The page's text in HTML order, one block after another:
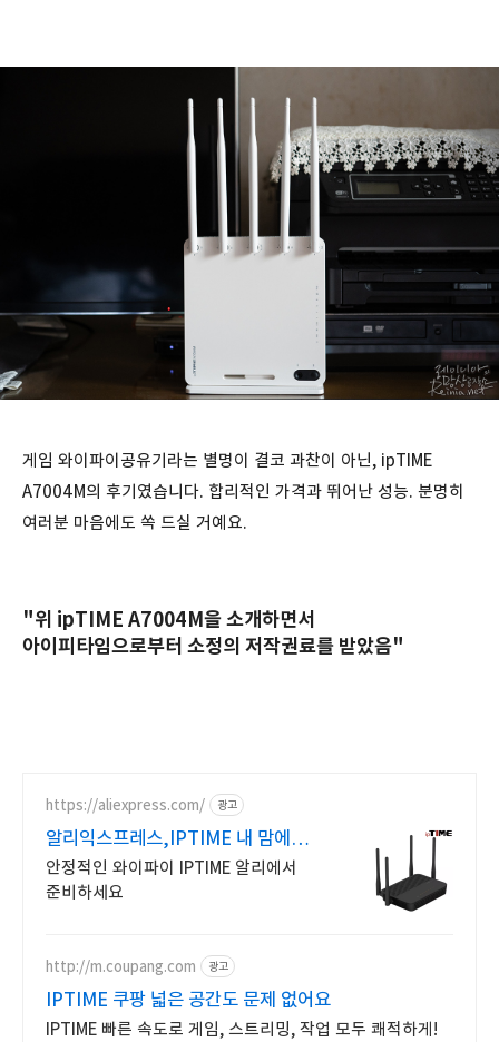
게임 와이파이공유기라는 별명이 결코 과찬이 아닌, ipTIME
A7004M의 후기였습니다. 합리적인 가격과 뛰어난 성능. 분명히
여러분 마음에도 쏙 드실 거예요.
"위 ipTIME A7004M을 소개하면서
아이피타임으로부터 소정의 저작권료를 받았음"
https://aliexpress.com/ 광고
알리익스프레스,IPTIME 내 맘에
쏙드는 오늘의 특가
안정적인 와이파이 IPTIME 알리에서
준비하세요
http://m.coupang.com 광고
IPTIME 쿠팡 넓은 공간도 문제 없어요
IPTIME 빠른 속도로 게임, 스트리밍, 작업 모두 쾌적하게!